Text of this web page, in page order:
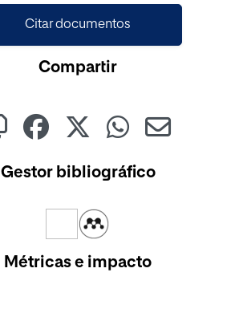
Citar documentos
Compartir
Gestor bibliográfico
Métricas e impacto